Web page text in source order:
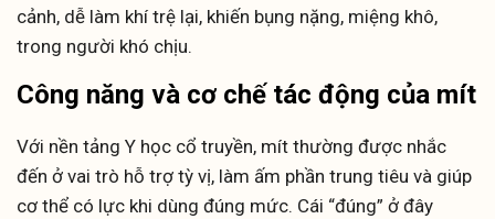
cảnh, dễ làm khí trệ lại, khiến bụng nặng, miệng khô,
trong người khó chịu.
Công năng và cơ chế tác động của mít
Với nền tảng Y học cổ truyền, mít thường được nhắc
đến ở vai trò hỗ trợ tỳ vị, làm ấm phần trung tiêu và giúp
cơ thể có lực khi dùng đúng mức. Cái “đúng” ở đây